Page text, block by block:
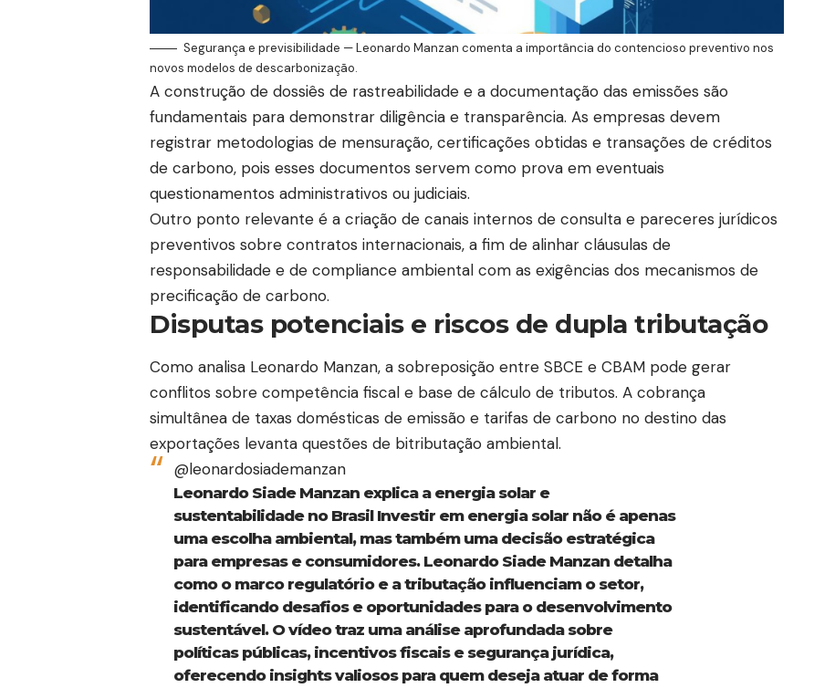
Segurança e previsibilidade — Leonardo Manzan comenta a importância do contencioso preventivo nos
novos modelos de descarbonização.
A construção de dossiês de rastreabilidade e a documentação das emissões são
fundamentais para demonstrar diligência e transparência. As empresas devem
registrar metodologias de mensuração, certificações obtidas e transações de créditos
de carbono, pois esses documentos servem como prova em eventuais
questionamentos administrativos ou judiciais.
Outro ponto relevante é a criação de canais internos de consulta e pareceres jurídicos
preventivos sobre contratos internacionais, a fim de alinhar cláusulas de
responsabilidade e de compliance ambiental com as exigências dos mecanismos de
precificação de carbono.
Disputas potenciais e riscos de dupla tributação
Como analisa Leonardo Manzan, a sobreposição entre SBCE e CBAM pode gerar
conflitos sobre competência fiscal e base de cálculo de tributos. A cobrança
simultânea de taxas domésticas de emissão e tarifas de carbono no destino das
exportações levanta questões de bitributação ambiental.
@leonardosiademanzan
Leonardo Siade Manzan explica a energia solar e
sustentabilidade no Brasil Investir em energia solar não é apenas
uma escolha ambiental, mas também uma decisão estratégica
para empresas e consumidores. Leonardo Siade Manzan detalha
como o marco regulatório e a tributação influenciam o setor,
identificando desafios e oportunidades para o desenvolvimento
sustentável. O vídeo traz uma análise aprofundada sobre
políticas públicas, incentivos fiscais e segurança jurídica,
oferecendo insights valiosos para quem deseja atuar de forma